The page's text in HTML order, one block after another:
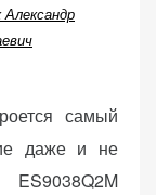
Александр
самый
даже и не